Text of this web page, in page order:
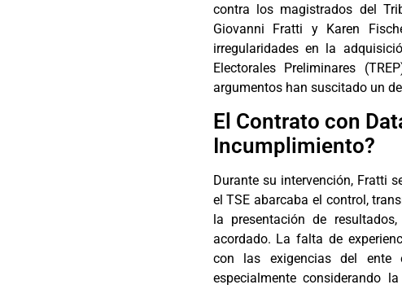
contra los magistrados del
Giovanni Fratti y Karen
irregularidades en la
Electorales Preliminares
argumentos han suscitado un
El Contrato con
Incumplimiento?
Durante su intervención, Fratti
el TSE abarcaba el control,
la presentación de
acordado. La falta de
con las exigencias del ente
especialmente considerando